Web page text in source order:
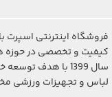
کیفیت و تخصصی در حوزه
سال 1399 با هدف
لباس و تجهیزات ورزشی